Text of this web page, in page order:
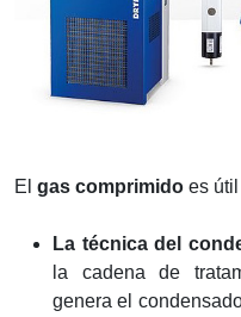
El gas comprimido es
La técnica del
la cadena de
genera el